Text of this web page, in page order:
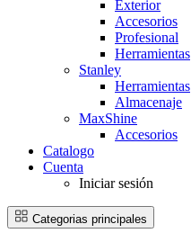
Exterior
Accesorios
Profesional
Herramientas
Stanley
Herramientas
Almacenaje
MaxShine
Accesorios
Catalogo
Cuenta
Iniciar sesión
Categorias principales